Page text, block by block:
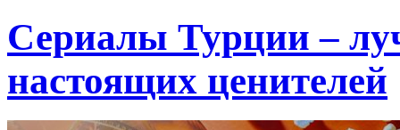
Сериалы Турции –
настоящих ценителей